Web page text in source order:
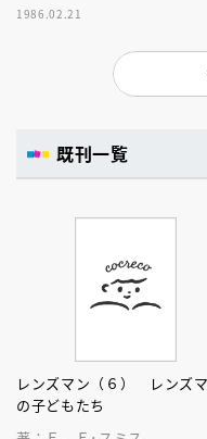
1986.02.21
既刊一覧
レンズマン（６） レンズ
の子どもたち